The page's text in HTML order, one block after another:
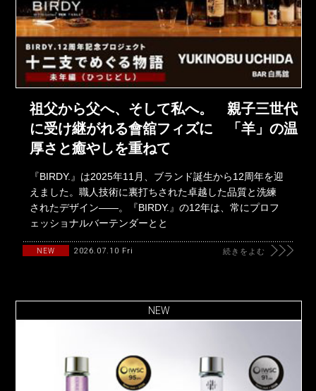
祖父から父へ、そして私へ。 親子三世代
に受け継がれる會舘フィズに 「羊」の温
厚さと癒やしを重ねて
『BIRDY.』は2025年11月、ブランド誕生から12周年を迎
えました。職人技術に裏打ちされた卓越した品質と洗練
されたデザイン――。『BIRDY.』の12年は、常にプロフ
ェッショナルバーテンダーとと
NEW 2026.07.10 Fri 続きをよむ
NEW